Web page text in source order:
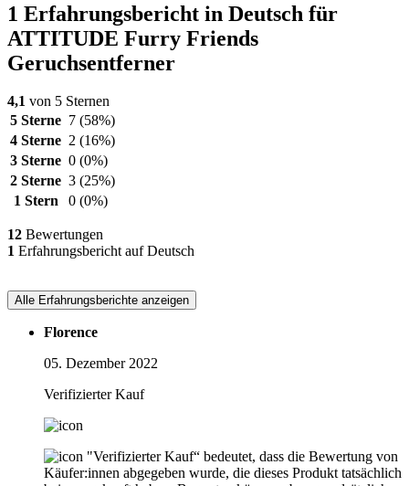
1 Erfahrungsbericht in Deutsch für
ATTITUDE Furry Friends
Geruchsentferner
4,1 von 5 Sternen
5 Sterne 7 (58%)
4 Sterne 2 (16%)
3 Sterne 0 (0%)
2 Sterne 3 (25%)
1 Stern
0 (0%)
12 Bewertungen
1 Erfahrungsbericht auf Deutsch
Alle Erfahrungsberichte anzeigen
Florence
05. Dezember 2022
Verifizierter Kauf
"Verifizierter Kauf“ bedeutet, dass die Bewertung von
Käufer:innen abgegeben wurde, die dieses Produkt tatsächlich